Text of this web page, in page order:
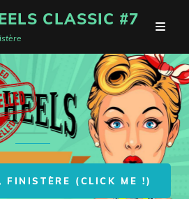
CLASSIC #7
FINISTÈRE (CLICK ME !)